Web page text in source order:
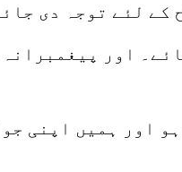
کے لئے توجہ دی
اور پیغمبرانہ
اور ہمیں اپنی